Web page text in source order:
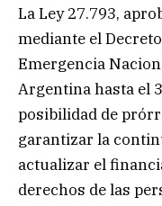
La Ley 27.793,
mediante el
Emergencia
Argentina hasta el
posibilidad de
garantizar la
actualizar el
derechos de las